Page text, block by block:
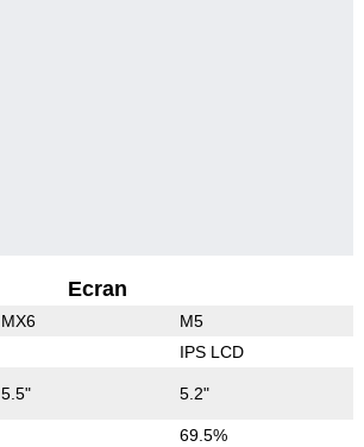
Ecran
MX6 M5
IPS LCD
5.5" 5.2"
69.5%